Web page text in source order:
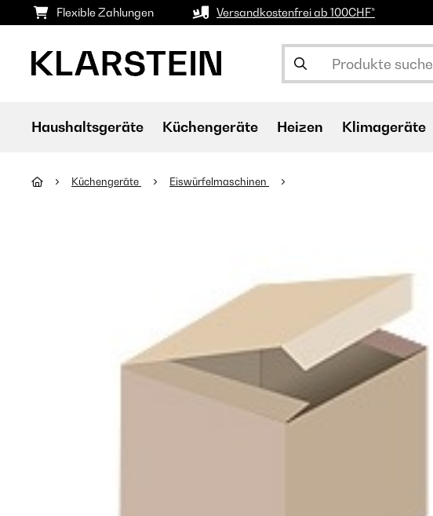
Flexible Zahlungen Versandkostenfrei ab 100CHF*
Haushaltsgeräte Küchengeräte Heizen Klimageräte
Küchengeräte Eiswürfelmaschinen